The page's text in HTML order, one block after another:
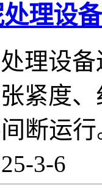
理设
理设
紧度
断运行
3-6